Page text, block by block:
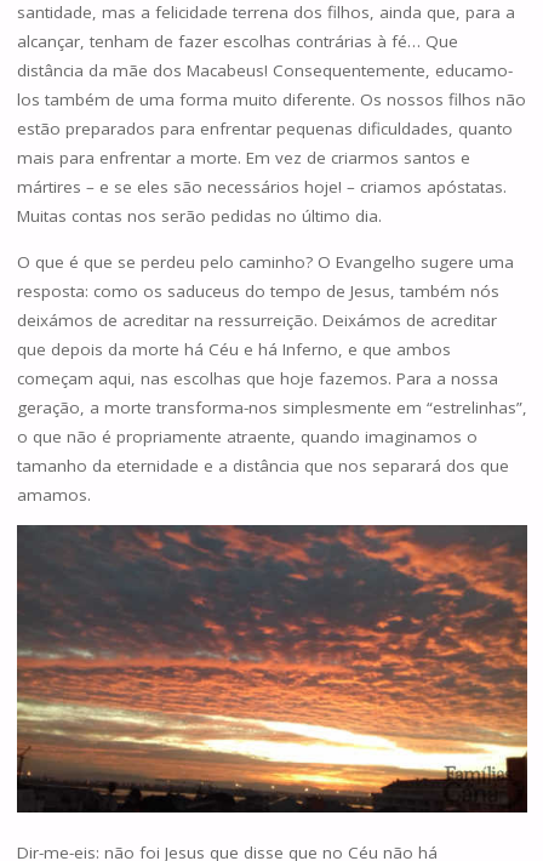
santidade, mas a felicidade terrena dos filhos, ainda que, para a
alcançar, tenham de fazer escolhas contrárias à fé… Que
distância da mãe dos Macabeus! Consequentemente, educamo-
los também de uma forma muito diferente. Os nossos filhos não
estão preparados para enfrentar pequenas dificuldades, quanto
mais para enfrentar a morte. Em vez de criarmos santos e
mártires – e se eles são necessários hoje! – criamos apóstatas.
Muitas contas nos serão pedidas no último dia.
O que é que se perdeu pelo caminho? O Evangelho sugere uma
resposta: como os saduceus do tempo de Jesus, também nós
deixámos de acreditar na ressurreição. Deixámos de acreditar
que depois da morte há Céu e há Inferno, e que ambos
começam aqui, nas escolhas que hoje fazemos. Para a nossa
geração, a morte transforma-nos simplesmente em “estrelinhas”,
o que não é propriamente atraente, quando imaginamos o
tamanho da eternidade e a distância que nos separará dos que
amamos.
Dir-me-eis: não foi Jesus que disse que no Céu não há